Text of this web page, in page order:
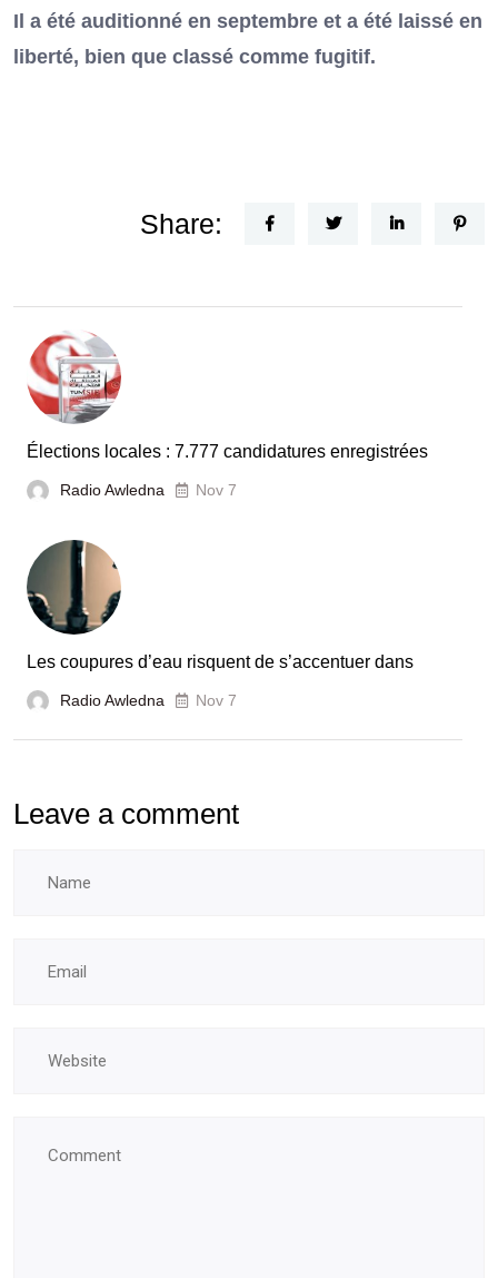
Il a été auditionné en septembre et a été laissé en
liberté, bien que classé comme fugitif.
Share:
Élections locales : 7.777 candidatures enregistrées
Radio Awledna Nov 7
Les coupures d’eau risquent de s’accentuer dans
Radio Awledna Nov 7
Leave a comment